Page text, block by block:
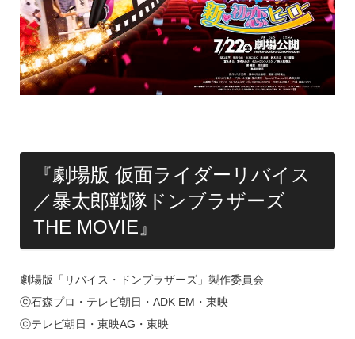
『劇場版 仮面ライダーリバイス
／暴太郎戦隊ドンブラザーズ
THE MOVIE』
劇場版「リバイス・ドンブラザーズ」製作委員会
ⓒ石森プロ・テレビ朝日・ADK EM・東映
ⓒテレビ朝日・東映AG・東映